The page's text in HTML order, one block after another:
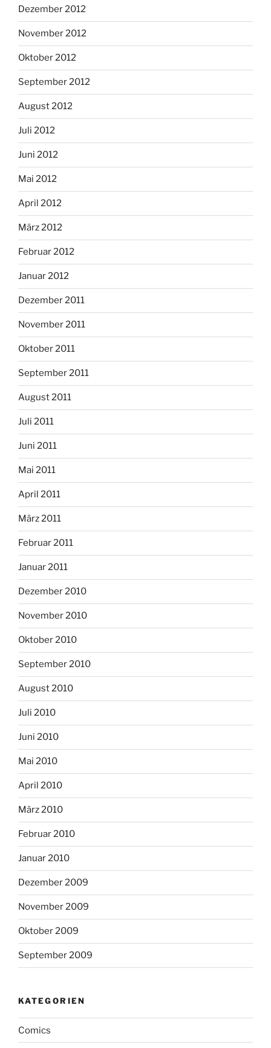
Dezember 2012
November 2012
Oktober 2012
September 2012
August 2012
Juli 2012
Juni 2012
Mai 2012
April 2012
März 2012
Februar 2012
Januar 2012
Dezember 2011
November 2011
Oktober 2011
September 2011
August 2011
Juli 2011
Juni 2011
Mai 2011
April 2011
März 2011
Februar 2011
Januar 2011
Dezember 2010
November 2010
Oktober 2010
September 2010
August 2010
Juli 2010
Juni 2010
Mai 2010
April 2010
März 2010
Februar 2010
Januar 2010
Dezember 2009
November 2009
Oktober 2009
September 2009
KATEGORIEN
Comics